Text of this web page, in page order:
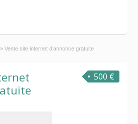
» Vente site internet d’annonce gratuite
500 €